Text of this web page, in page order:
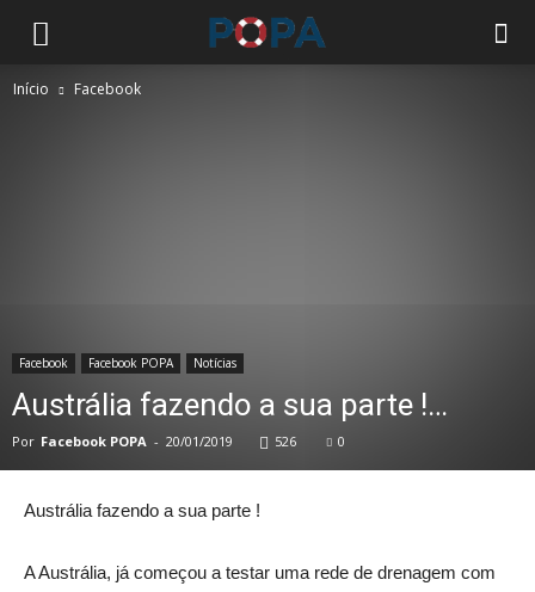
Início Facebook
Facebook Facebook POPA Notícias
Austrália fazendo a sua parte !…
Por Facebook POPA - 20/01/2019 526 0
Austrália fazendo a sua parte !
A Austrália, já começou a testar uma rede de drenagem com